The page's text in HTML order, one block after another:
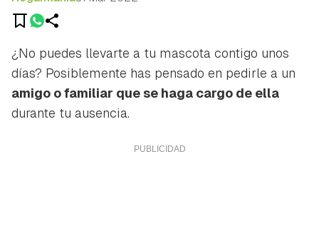
¿No puedes llevarte a tu mascota contigo unos
días? Posiblemente has pensado en pedirle a un
amigo o familiar que se haga cargo de ella
durante tu ausencia.